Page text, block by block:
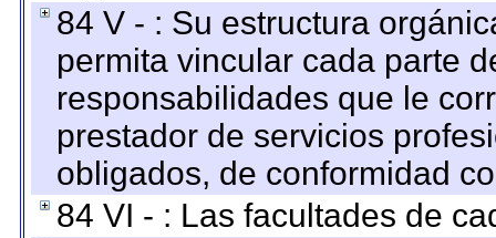
84 V - : Su estructura
permita vincular cada parte
responsabilidades que le
prestador de servicios
obligados, de conformidad
84 VI - : Las facultades de